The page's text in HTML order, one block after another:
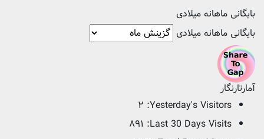
بایگانی ماهانه میلادی
بایگانی ماهانه میلادی
آمارتارنگار
Yesterday's Visitors: ۲
Last 30 Days Visits: ۸۹۱